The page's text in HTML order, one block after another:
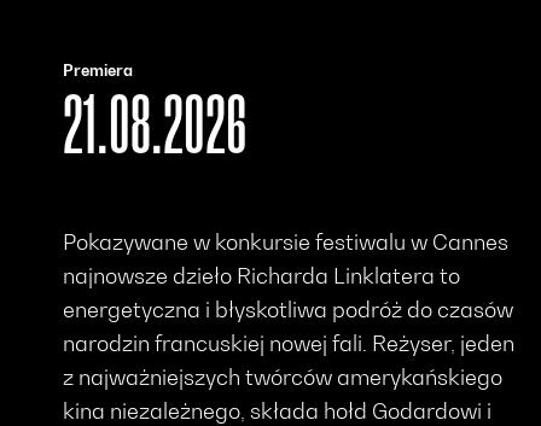
Premiera
21.08.2026
Pokazywane w konkursie festiwalu w Cannes
najnowsze dzieło Richarda Linklatera to
energetyczna i błyskotliwa podróż do czasów
narodzin francuskiej nowej fali. Reżyser, jeden
z najważniejszych twórców amerykańskiego
kina niezależnego, składa hołd Godardowi i